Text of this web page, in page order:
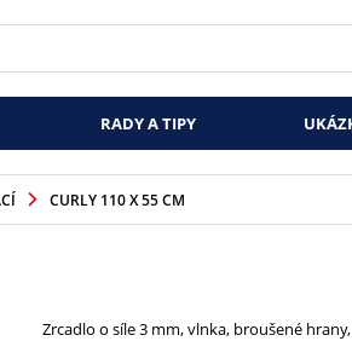
RADY A TIPY
CURLY 110 X 55 CM
Zrcadlo o síle 3 mm, vlnka, broušené